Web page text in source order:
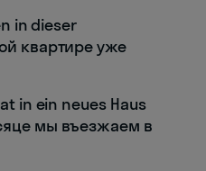
in dieser
квартире уже
in ein neues Haus
мы въезжаем в